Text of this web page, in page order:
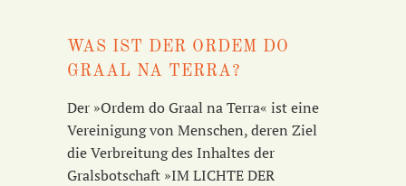
WAS IST DER ORDEM DO
GRAAL NA TERRA?
Der »Ordem do Graal na Terra« ist eine
Vereinigung von Menschen, deren Ziel
die Verbreitung des Inhaltes der
Gralsbotschaft »IM LICHTE DER